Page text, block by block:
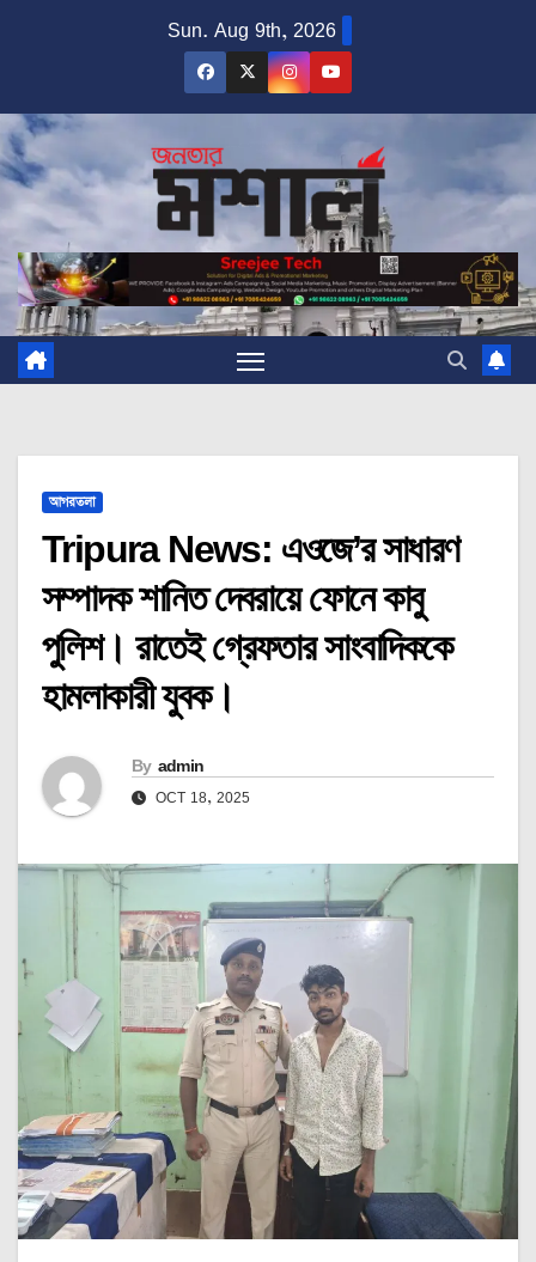
Sun. Aug 9th, 2026
আগরতলা
Tripura News: এওজে’র সাধারণ
সম্পাদক শানিত দেবরায়ে ফোনে কাবু
পুলিশ। রাতেই গ্রেফতার সাংবাদিককে
হামলাকারী যুবক।
By admin
OCT 18, 2025